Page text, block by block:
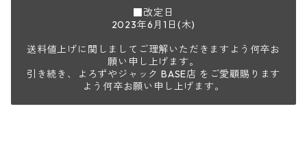
■改定日
2023年6月1日(木)
送料値上げに関しましてご理解いただきますよう何卒お
願い申し上げます。
引き続き、よろずやジャック BASE店 をご愛顧賜ります
よう何卒お願い申し上げます。